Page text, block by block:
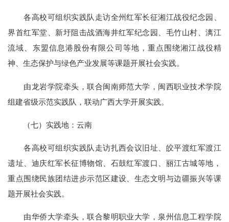
各高校可组织实践队走访全州红军长征湘江战役纪念园、
界首红军堂、新圩阻击战酒海井红军纪念园、毛竹山村、漓江
流域、东盟信息港股份有限公司等地，重点围绕湘江战役精
神、生态保护与绿色产业发展等课题开展社会实践。
由龙岩学院牵头，联合闽南师范大学，闽西职业技术学院
组建省级示范实践队，联动广西大学开展实践。
（七）实践地：云南
各高校可组织实践队走访扎西会议旧址、皎平渡红军渡江
遗址、迪庆红军长征博物馆、石鼓红军渡口、丽江古城等地，
重点围绕民族团结进步示范区建设、生态文明与边疆振兴等课
题开展社会实践。
由华侨大学牵头，联合黎明职业大学，泉州信息工程学院